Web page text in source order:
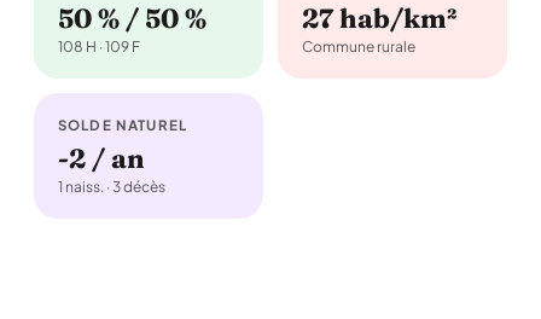
50 % / 50 %
108 H · 109 F
27 hab/km²
Commune rurale
SOLDE NATUREL
-2 / an
1 naiss. · 3 décès